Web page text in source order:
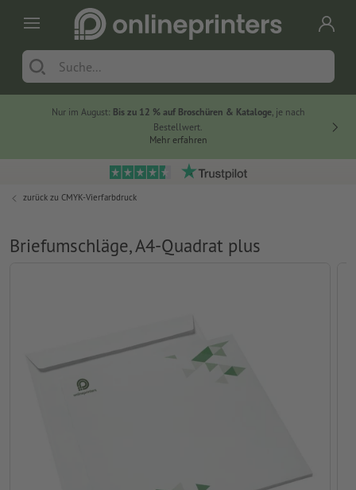
Nur im August: Bis zu 12 % auf Broschüren & Kataloge, je nach
Bestellwert.
Mehr erfahren
zurück zu CMYK-Vierfarbdruck
Briefumschläge, A4-Quadrat plus